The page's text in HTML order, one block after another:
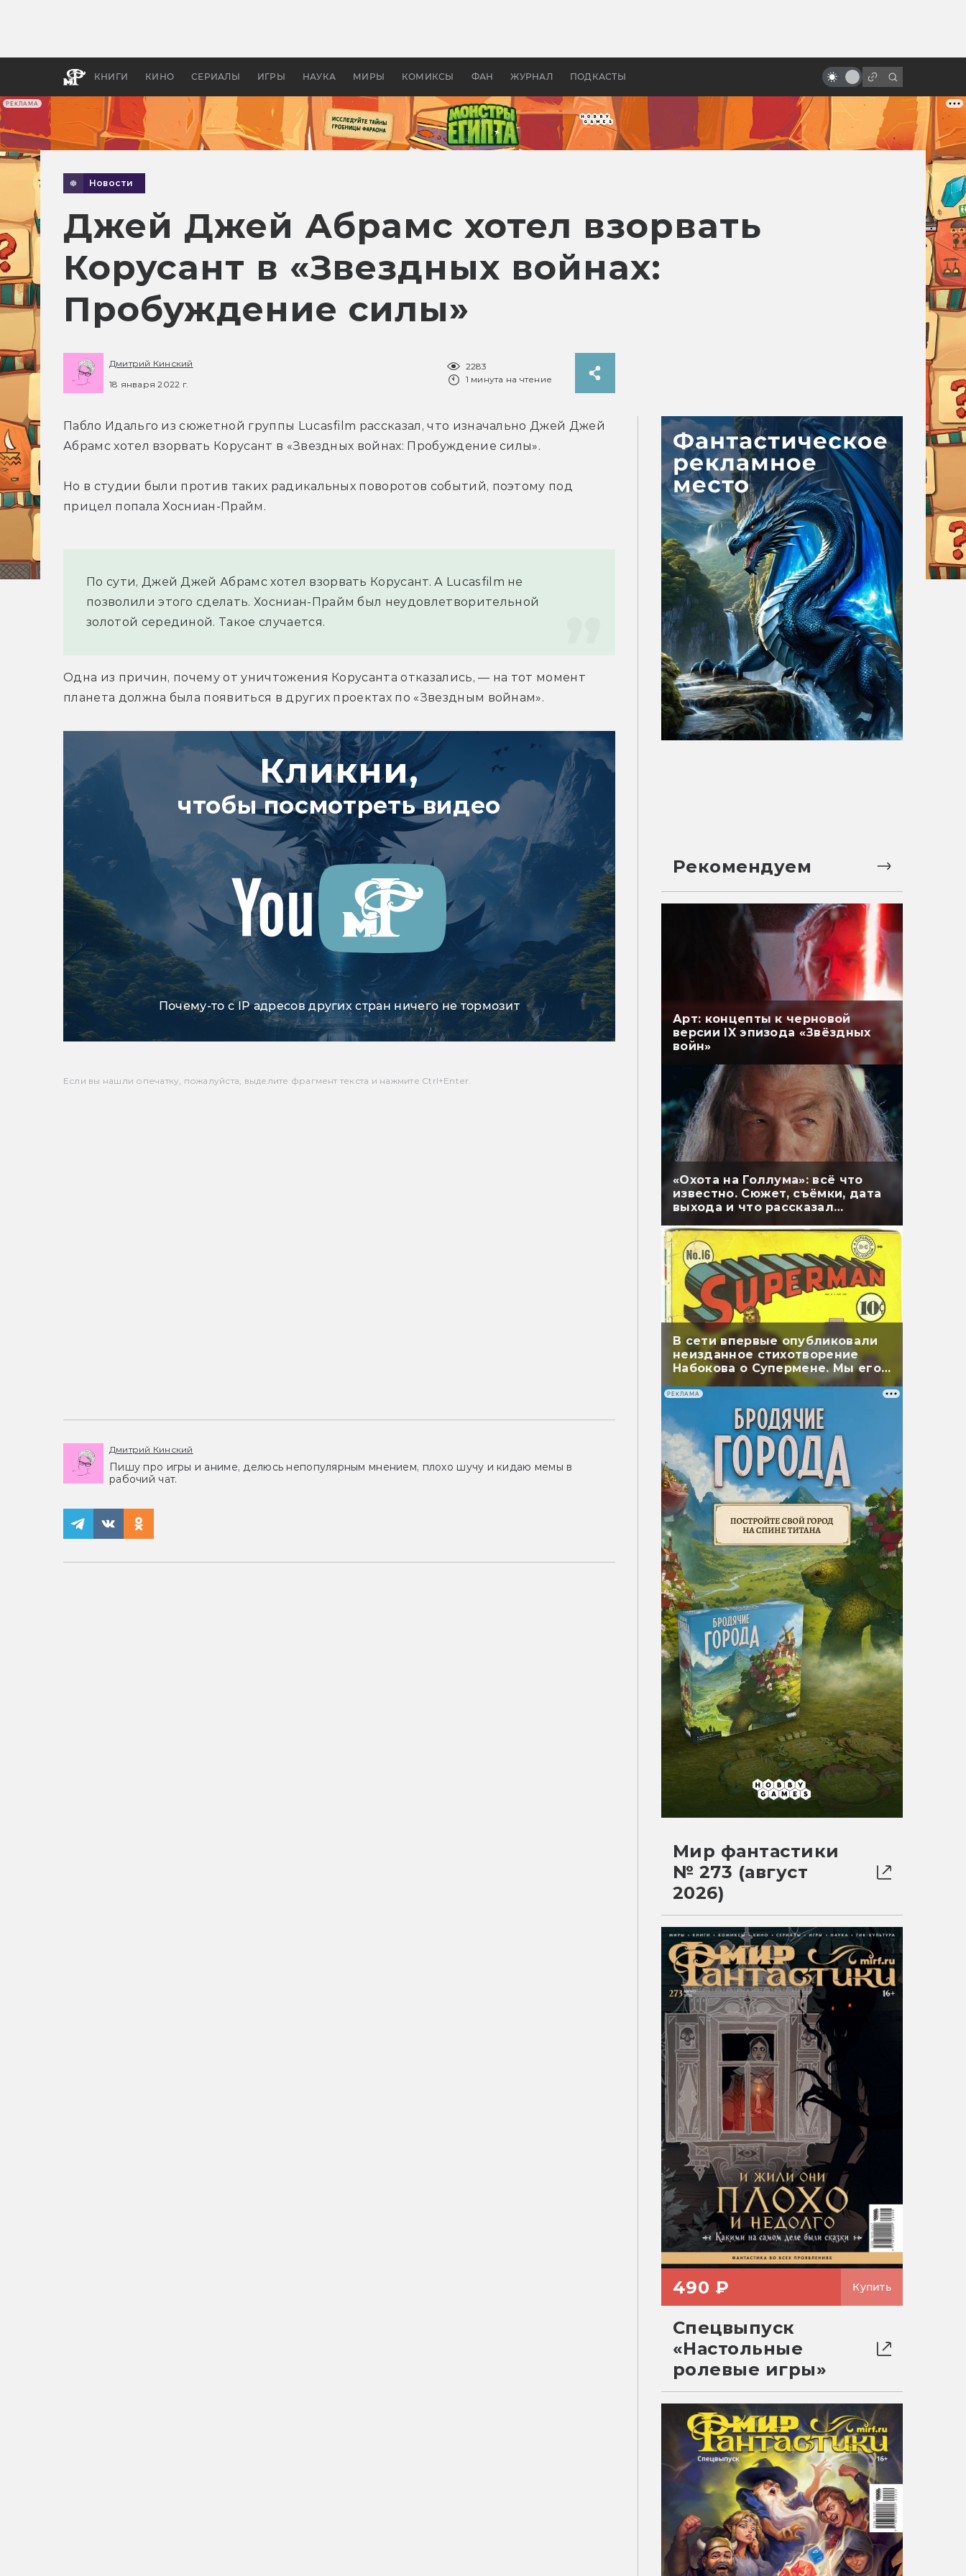
РЕКЛАМА
КНИГИ КИНО СЕРИАЛЫ ИГРЫ НАУКА МИРЫ КОМИКСЫ ФАН ЖУРНАЛ ПОДКАСТЫ
апокалипсис, в России —
бы «Властелина колец»
безумия
Новости
Джей Джей Абрамс хотел взорвать
Корусант в «Звездных войнах:
Пробуждение силы»
Дмитрий Кинский
18 января 2022 г.
2283
1 минута на чтение
Пабло Идальго из сюжетной группы Lucasfilm рассказал, что изначально Джей Джей
Абрамс хотел взорвать Корусант в «Звездных войнах: Пробуждение силы».
Но в студии были против таких радикальных поворотов событий, поэтому под
прицел попала Хосниан-Прайм.
По сути, Джей Джей Абрамс хотел взорвать Корусант. А Lucasfilm не
позволили этого сделать. Хосниан-Прайм был неудовлетворительной
золотой серединой. Такое случается.
Одна из причин, почему от уничтожения Корусанта отказались, — на тот момент
планета должна была появиться в других проектах по «Звездным войнам».
Кликни,
чтобы посмотреть видео
Почему-то с IP адресов других стран ничего не тормозит
Если вы нашли опечатку, пожалуйста, выделите фрагмент текста и нажмите Ctrl+Enter.
Дмитрий Кинский
Пишу про игры и аниме, делюсь непопулярным мнением, плохо шучу и кидаю мемы в
рабочий чат.
Рекомендуем
Арт: концепты к черновой
версии IX эпизода «Звёздных
войн»
«Охота на Голлума»: всё что
известно. Сюжет, съёмки, дата
выхода и что рассказал
В сети впервые опубликовали
неизданное стихотворение
Набокова о Супермене. Мы его
перевели
РЕКЛАМА
Мир фантастики
№ 273 (август
2026)
490 ₽ Купить
Спецвыпуск
«Настольные
ролевые игры»